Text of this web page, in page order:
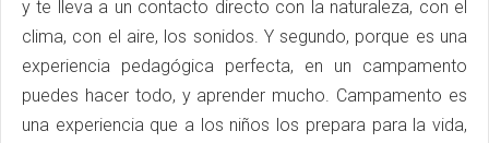
y te lleva a un contacto directo con la naturaleza, con el
clima, con el aire, los sonidos. Y segundo, porque es una
experiencia pedagógica perfecta, en un campamento
puedes hacer todo, y aprender mucho. Campamento es
una experiencia que a los niños los prepara para la vida,